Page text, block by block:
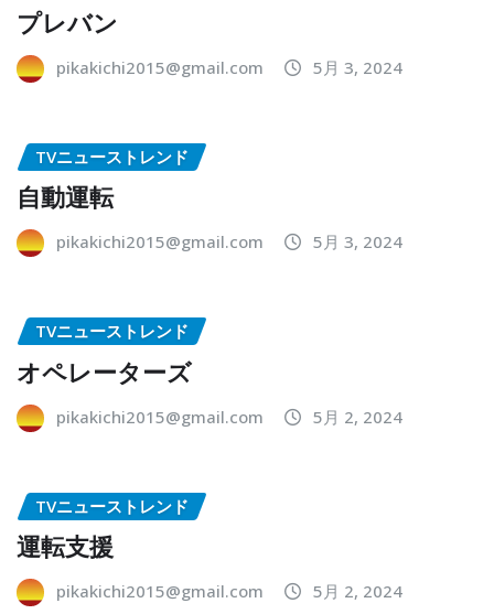
プレバン
pikakichi2015@gmail.com 5月 3, 2024
TVニューストレンド
自動運転
pikakichi2015@gmail.com 5月 3, 2024
TVニューストレンド
オペレーターズ
pikakichi2015@gmail.com 5月 2, 2024
TVニューストレンド
運転支援
pikakichi2015@gmail.com 5月 2, 2024